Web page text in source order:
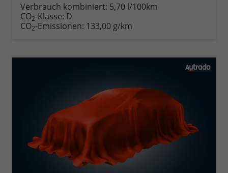
Verbrauch kombiniert: 5,70 l/100km
CO2-Klasse: D
CO2-Emissionen: 133,00 g/km